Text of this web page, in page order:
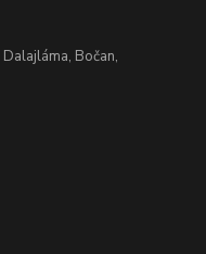
Dalajláma, Bočan,